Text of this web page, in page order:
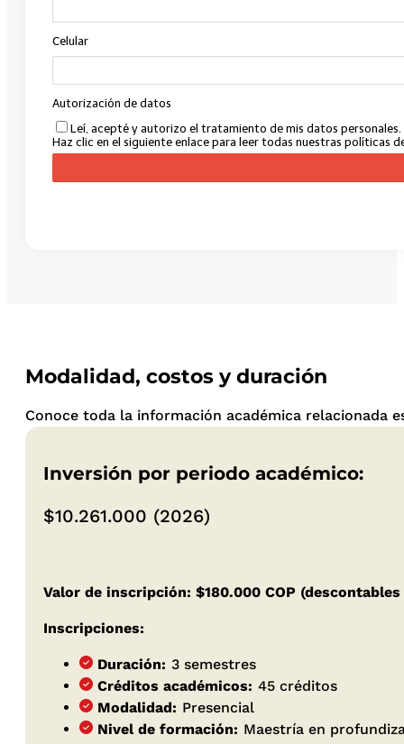
Modalidad, costos y duración
Conoce toda la información académica relacionada
Inversión por periodo académico:
$10.261.000 (2026)
Valor de inscripción: $180.000 COP
Inscripciones:
Duración: 3 semestres
Créditos académicos: 45 créditos
Modalidad: Presencial
Nivel de formación: Maestría en